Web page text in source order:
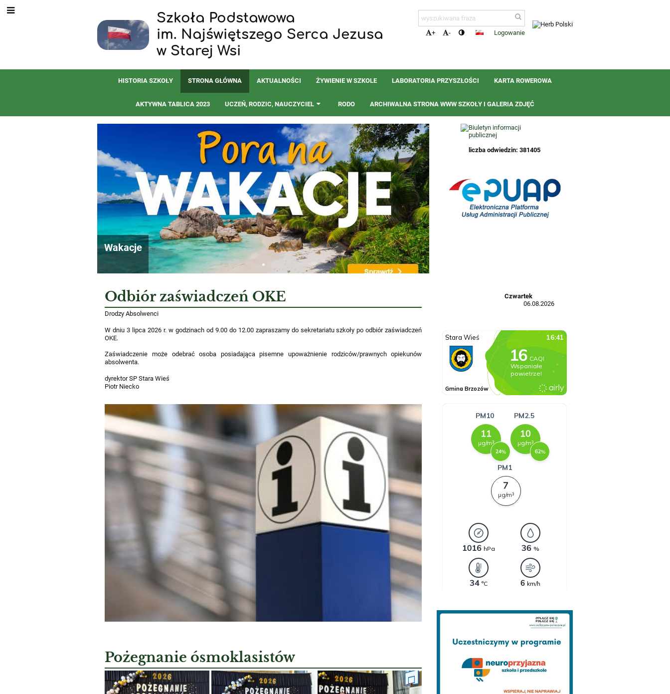
Szkoła Podstawowa
im. Najświętszego Serca Jezusa
w Starej Wsi
+ - Logowanie
HISTORIA SZKOŁY STRONA GŁÓWNA AKTUALNOŚCI ŻYWIENIE W SZKOLE LABORATORIA PRZYSZŁOŚCI KARTA ROWEROWA
AKTYWNA TABLICA 2023 UCZEŃ, RODZIC, NAUCZYCIEL RODO ARCHIWALNA STRONA WWW SZKOŁY I GALERIA ZDJĘĆ
główna
Wakacje
Odbiór zaświadczeń OKE
Drodzy Absolwenci
W dniu 3 lipca 2026 r. w godzinach od 9.00 do 12.00 zapraszamy do sekretariatu szkoły po odbiór zaświadczeń
OKE.
Zaświadczenie może odebrać osoba posiadająca pisemne upoważnienie rodziców/prawnych opiekunów
absolwenta.
dyrektor SP Stara Wieś
Piotr Niecko
Pożegnanie ósmoklasistów
liczba odwiedzin: 381405
Czwartek
06.08.2026